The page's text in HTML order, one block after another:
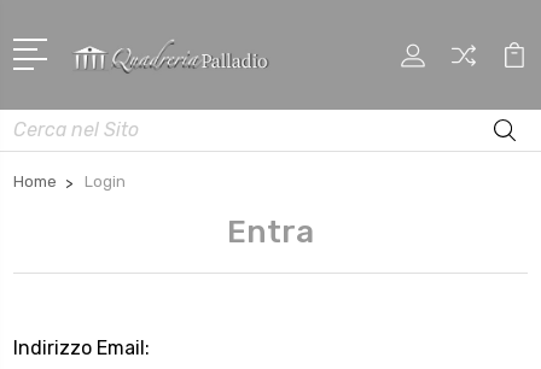
Cerca
Home Login
Entra
Indirizzo Email: